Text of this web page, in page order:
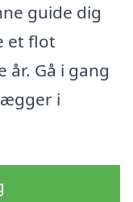
guide dig
et flot
Gå i gang
i